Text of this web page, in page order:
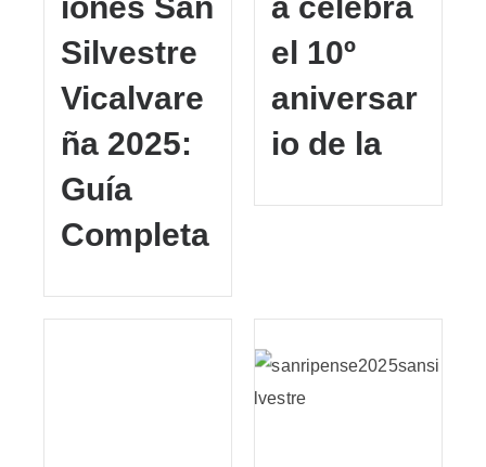
Silvestre
Vicalvare
ña 2025:
Guía
Completa
el 10º
aniversar
io de la